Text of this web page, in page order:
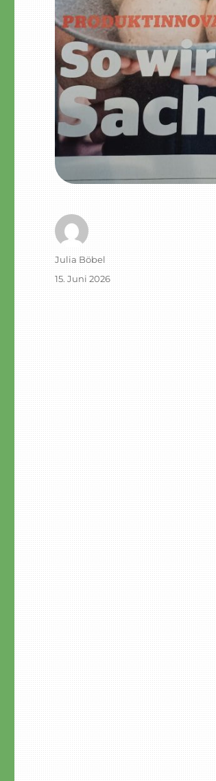
Autor
Julia Böbel
Veröffentlicht
15. Juni 2026